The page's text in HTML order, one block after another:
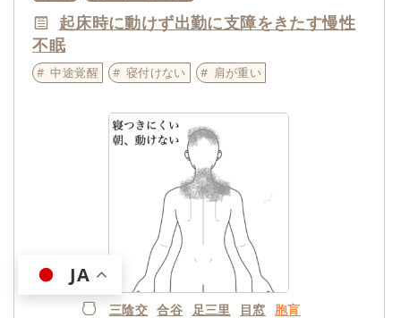
起床時に動けず出勤に支障をきたす慢性
不眠
中途覚醒 寝付けない 肩が重い
三陰交 合谷 足三里 目窓 胞肓
JA